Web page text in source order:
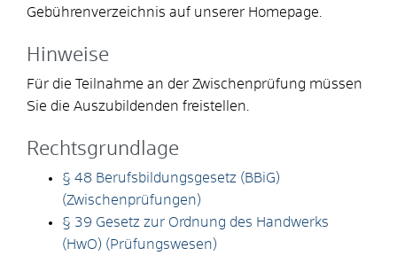
Gebührenverzeichnis auf unserer Homepage.
Hinweise
Für die Teilnahme an der Zwischenprüfung müssen
Sie die Auszubildenden freistellen.
Rechtsgrundlage
§ 48 Berufsbildungsgesetz (BBiG)
(Zwischenprüfungen)
§ 39 Gesetz zur Ordnung des Handwerks
(HwO) (Prüfungswesen)